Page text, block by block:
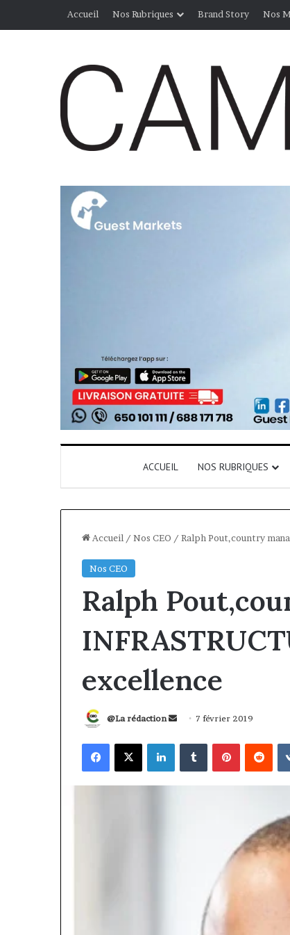
Accueil Nos Rubriques Brand Story Nos
ACCUEIL NOS RUBRIQUES
Accueil / Nos CEO / Ralph Pout,country
Nos CEO
Ralph
excellence
@La rédaction
Envoyer
courriel
7 février 2019
Facebook
X LinkedinTumblrPinterest